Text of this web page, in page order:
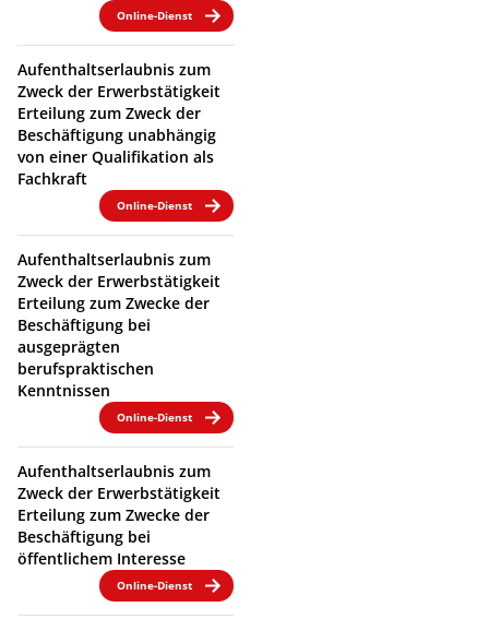
Online-Dienst
Aufenthaltserlaubnis zum
Zweck der Erwerbstätigkeit
Erteilung zum Zweck der
Beschäftigung unabhängig
von einer Qualifikation als
Fachkraft
Online-Dienst
Aufenthaltserlaubnis zum
Zweck der Erwerbstätigkeit
Erteilung zum Zwecke der
Beschäftigung bei
ausgeprägten
berufspraktischen
Kenntnissen
Online-Dienst
Aufenthaltserlaubnis zum
Zweck der Erwerbstätigkeit
Erteilung zum Zwecke der
Beschäftigung bei
öffentlichem Interesse
Online-Dienst